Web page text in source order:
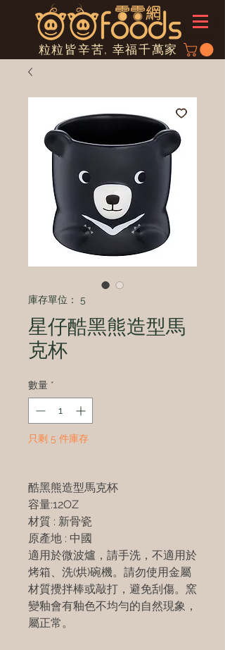
粒粒皆辛苦, 幸福千萬家
庫存單位： 5
星仔酷黑熊造型馬
克杯
數量 *
只剩 5 件庫存
酷黑熊造型馬克杯
容量:12OZ
材質 : 新骨瓷
原產地 : 中國
適用於微波爐，請手洗，不適用於
烤箱、洗(烘)碗機。請勿使用金屬
材質攪拌棒或敲打，避免刮傷。窯
變釉會有釉色不均勻的自然現象，
屬正常。